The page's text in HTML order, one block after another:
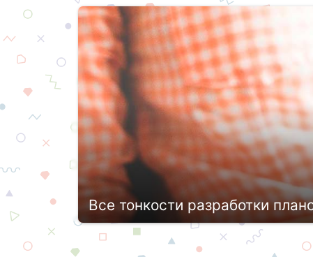
Все тонкости разработки
Независимо от того, где Вы